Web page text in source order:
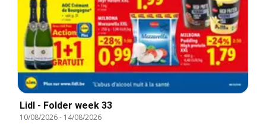
Lidl - Folder week 33
10/08/2026- 14/08/2026